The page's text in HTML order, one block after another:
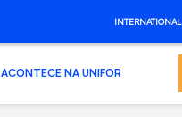
INTERNATIONAL
ACONTECE NA UNIFOR